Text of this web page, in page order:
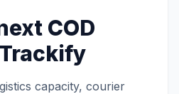
COD
capacity, courier